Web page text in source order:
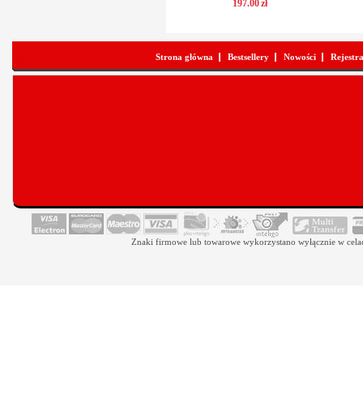
197.00zł
Strona główna Bestsellery Nowości
Znaki firmowe lub towarowe wykorzystano wyłącznie w